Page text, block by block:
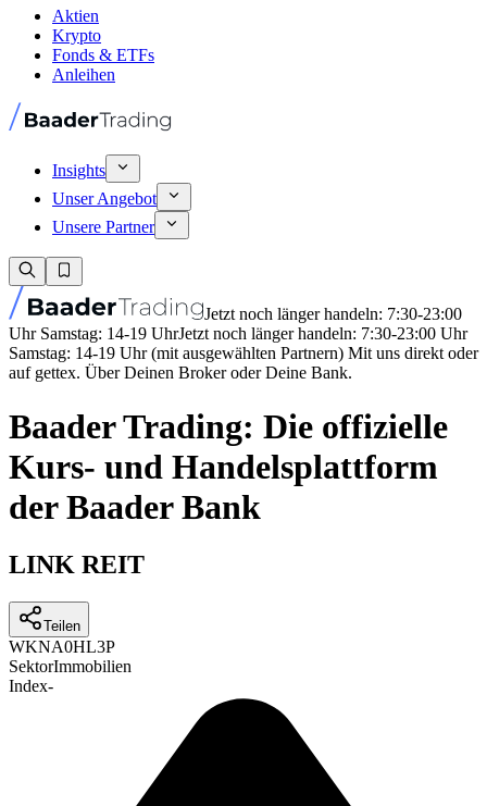
Aktien
Krypto
Fonds & ETFs
Anleihen
Insights
Unser Angebot
Unsere Partner
Jetzt noch länger handeln: 7:30-23:00
Uhr Samstag: 14-19 UhrJetzt noch länger handeln: 7:30-23:00 Uhr
Samstag: 14-19 Uhr (mit ausgewählten Partnern) Mit uns direkt oder
auf gettex. Über Deinen Broker oder Deine Bank.
Baader Trading: Die offizielle
Kurs- und Handelsplattform
der Baader Bank
LINK REIT
Teilen
WKNA0HL3P
SektorImmobilien
Index-